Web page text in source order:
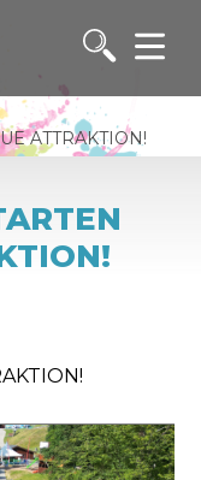
ATTRAKTION!